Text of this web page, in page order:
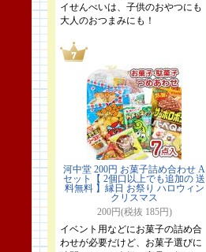
イせんべいは、子供のおやつにも
大人のおつまみにも！
河中堂 200円 お菓子詰め合わせ A
セット【 2個口以上でも追加の 送
料無料 】縁日 お祭り ハロウィン
クリスマス
200円(税抜 185円)
イベント用などにお菓子の詰め合
わせが必要だけど、お菓子選びに